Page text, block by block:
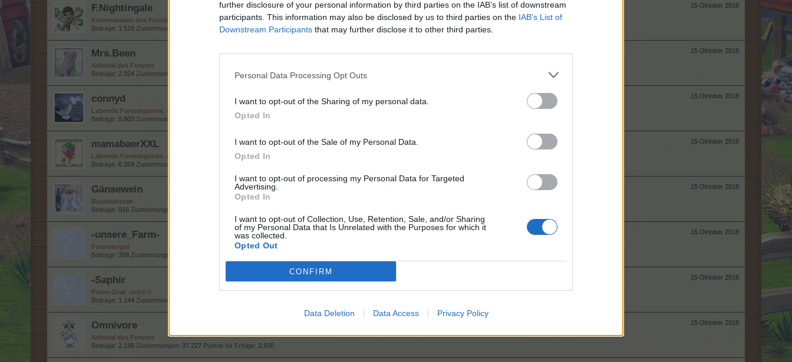
further disclosure of your personal information by third parties on the IAB’s list of downstream
participants. This information may also be disclosed by us to third parties on the IAB’s List of
Downstream Participants that may further disclose it to other third parties.
Personal Data Processing Opt Outs
I want to opt-out of the Sharing of my personal data.
Opted In
I want to opt-out of the Sale of my Personal Data.
Opted In
I want to opt-out of processing my Personal Data for Targeted
Advertising.
Opted In
I want to opt-out of Collection, Use, Retention, Sale, and/or Sharing
of my Personal Data that Is Unrelated with the Purposes for which it
was collected.
Opted Out
CONFIRM
Data Deletion Data Access Privacy Policy
15 Oktober 2018
F.Nightingale
Kommandant des Forums
Beiträge: 1.515 Zustimmungen: Punkte für Erfolge: 1.550
15 Oktober 2018
Mrs.Been
Admiral des Forums
Beiträge: 2.024 Zustimmungen: Punkte für Erfolge: 2.500
15 Oktober 2018
connyd
Lebende Forenlegende , weiblich, <
Beiträge: 8.803 Zustimmungen: Punkte für Erfolge: 6.000
15 Oktober 2018
mamabaerXXL
Lebende Forenlegende , weiblich
Beiträge: 6.359 Zustimmungen:
15 Oktober 2018
Gänsewein
Boardveteran
Beiträge: 916 Zustimmungen:
15 Oktober 2018
-unsere_Farm-
Forenmogul
Beiträge: 358 Zustimmungen:
15 Oktober 2018
-Saphir
Foren-Graf , weiblich
Beiträge: 1.144 Zustimmungen:
15 Oktober 2018
Omnivore
Admiral des Forums
Beiträge: 2.199 Zustimmungen: 37.227 Punkte für Erfolge: 2.500